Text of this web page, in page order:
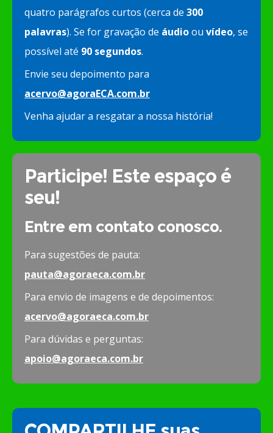
quatro parágrafos curtos (cerca de 300
palavras). Se for gravação de áudioou vídeo, se
possível até 90 segundos.
Envie seu depoimento para
acervo@agoraECA.com.br
Venha ajudar a resgatar a nossa história!
Participe! Este espaço é
seu!
Entre em contato conosco.
Para sugestões de pauta:
pauta@agoraeca.com.br
Para envio de imagens e de depoimentos:
acervo@agoraeca.com.br
Para dúvidas e perguntas:
apoio@agoraeca.com.br